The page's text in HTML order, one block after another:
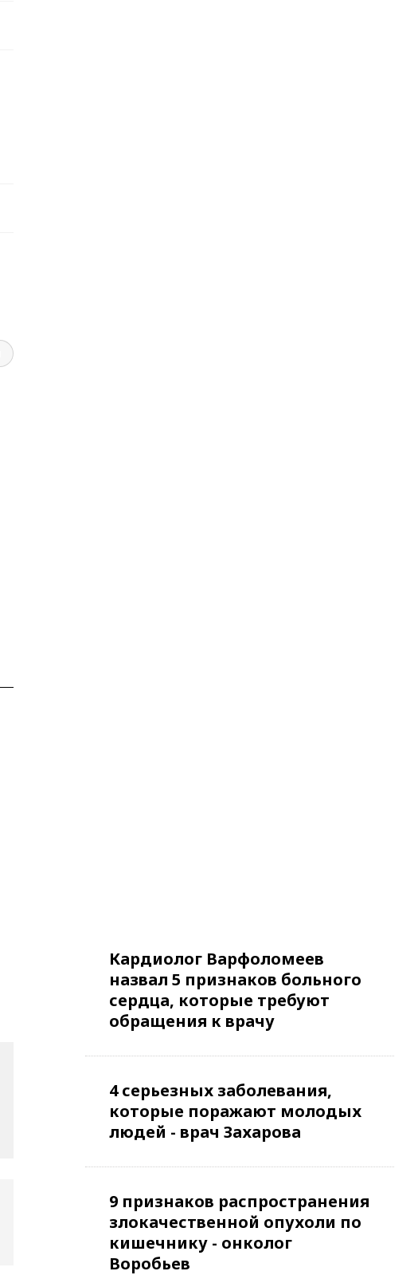
Кардиолог Варфоломеев
назвал 5 признаков больного
сердца, которые требуют
обращения к врачу
4 серьезных заболевания,
которые поражают молодых
людей - врач Захарова
9 признаков распространения
злокачественной опухоли по
кишечнику - онколог
Воробьев